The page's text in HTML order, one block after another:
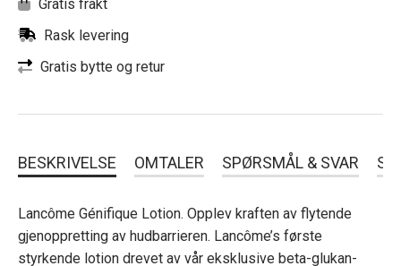
Gratis frakt
Rask levering
Gratis bytte og retur
BESKRIVELSE OMTALER SPØRSMÅL & SVAR
Lancôme Génifique Lotion. Opplev kraften av flytende
gjenoppretting av hudbarrieren. Lancôme’s første
styrkende lotion drevet av vår eksklusive beta-glukan-